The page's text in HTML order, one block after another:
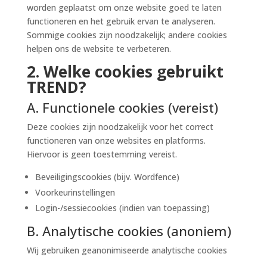
worden geplaatst om onze website goed te laten
functioneren en het gebruik ervan te analyseren.
Sommige cookies zijn noodzakelijk; andere cookies
helpen ons de website te verbeteren.
2. Welke cookies gebruikt
TREND?
A. Functionele cookies (vereist)
Deze cookies zijn noodzakelijk voor het correct
functioneren van onze websites en platforms.
Hiervoor is geen toestemming vereist.
Beveiligingscookies (bijv. Wordfence)
Voorkeurinstellingen
Login-/sessiecookies (indien van toepassing)
B. Analytische cookies (anoniem)
Wij gebruiken geanonimiseerde analytische cookies